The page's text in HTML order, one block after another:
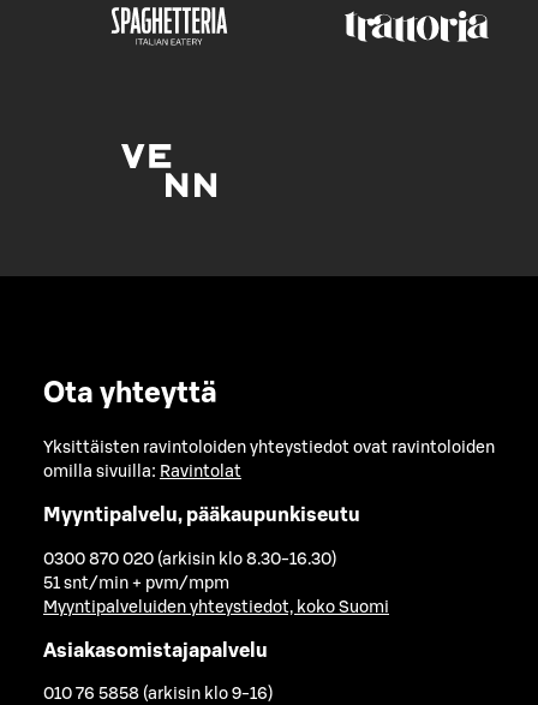
Ota yhteyttä
Yksittäisten ravintoloiden yhteystiedot ovat ravintoloiden
omilla sivuilla: Ravintolat
Myyntipalvelu, pääkaupunkiseutu
0300 870 020 (arkisin klo 8.30-16.30)
51 snt/min + pvm/mpm
Myyntipalveluiden yhteystiedot, koko Suomi
Asiakasomistajapalvelu
010 76 5858 (arkisin klo 9-16)